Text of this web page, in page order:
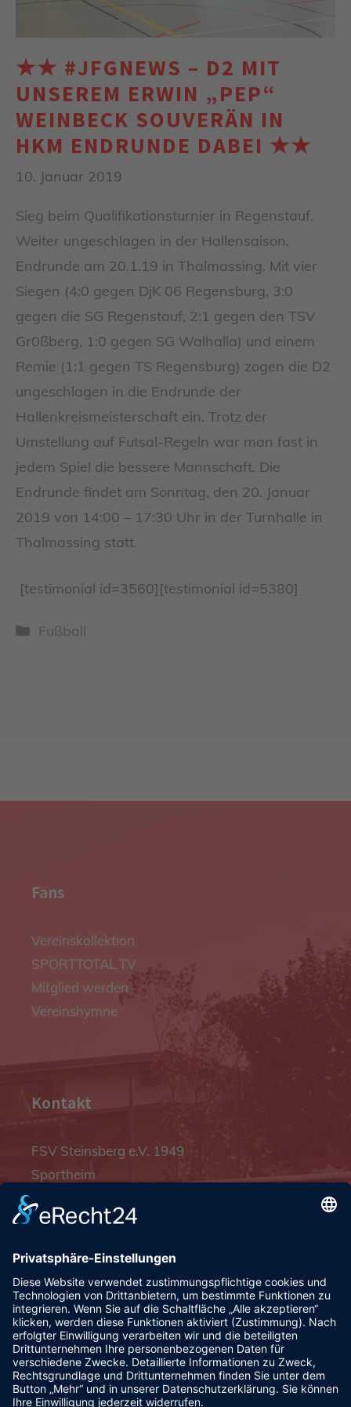
★★ #JFGNEWS – D2 MIT
UNSEREM ERWIN „PEP“
WEINBECK SOUVERÄN IN
HKM ENDRUNDE DABEI ★★
10. Januar 2019
Sieg beim Qualifikationsturnier in Regenstauf.
Weiter ungeschlagen in der Hallensaison.
Endrunde am 20.1.19 in Thalmassing. Mit vier
Siegen (4:0 gegen DjK 06 Regensburg, 3:0
gegen die SG Regenstauf, 2:1 gegen den TSV
Gr0ßberg, 1:0 gegen SG Walhalla) und einem
Remie (1:1 gegen TS Regensburg) zogen die D2
ungeschlagen in die Endrunde der
Hallenkreismeisterschaft ein. Trotz der
Umstellung auf Futsal-Regeln war man fast in
jedem Spiel die bessere Mannschaft. Die
Endrunde findet am Sonntag, den 20. Januar
2019 von 14:00 – 17:30 Uhr in der Turnhalle in
Thalmassing statt.
[testimonial id=3560][testimonial id=5380]
Kategorien
Fußball
Fans
Vereinskollektion
SPORTTOTAL TV
Mitglied werden
Vereinshymne
Kontakt
FSV Steinsberg e.V. 1949
Sportheim
93128 Steinsberg
pr@fsv-steinsberg.de
Social